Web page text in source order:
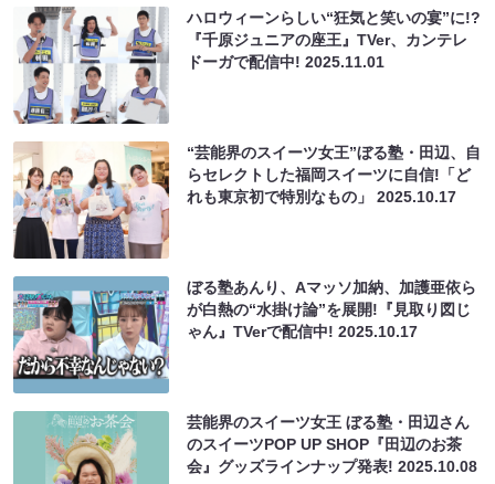
ハロウィーンらしい“狂気と笑いの宴”に!?
『千原ジュニアの座王』TVer、カンテレ
ドーガで配信中!2025.11.01
“芸能界のスイーツ女王”ぼる塾・田辺、自
らセレクトした福岡スイーツに自信!「ど
れも東京初で特別なもの」2025.10.17
ぼる塾あんり、Aマッソ加納、加護亜依ら
が白熱の“水掛け論”を展開!『見取り図じ
ゃん』TVerで配信中!2025.10.17
芸能界のスイーツ女王 ぼる塾・田辺さん
のスイーツPOP UP SHOP『田辺のお茶
会』グッズラインナップ発表!2025.10.08